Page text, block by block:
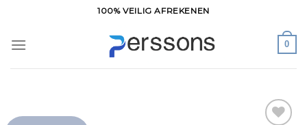
inhoud
100% VEILIG AFREKENEN
0